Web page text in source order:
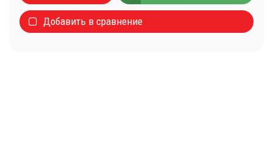
Добавить в сравнение
Сушильные машины
Центрифуги для отжима белья
Оборудование для чистки ковров